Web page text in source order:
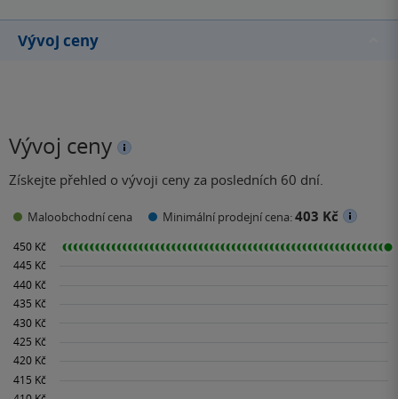
Vývoj ceny
Vývoj ceny
Získejte přehled o vývoji ceny za posledních 60 dní.
Maloobchodní cena Minimální prodejní cena:403 Kč